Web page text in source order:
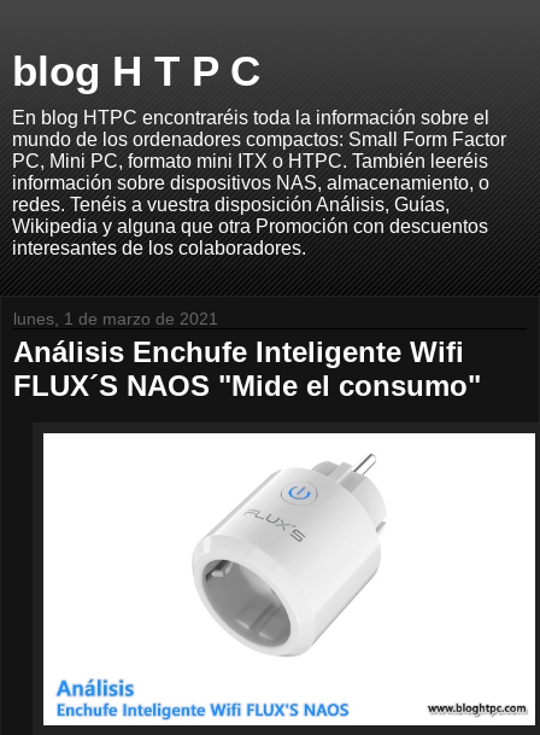
blog H T P C
En blog HTPC encontraréis toda la información sobre el
mundo de los ordenadores compactos: Small Form Factor
PC, Mini PC, formato mini ITX o HTPC. También leeréis
información sobre dispositivos NAS, almacenamiento, o
redes. Tenéis a vuestra disposición Análisis, Guías,
Wikipedia y alguna que otra Promoción con descuentos
interesantes de los colaboradores.
lunes, 1 de marzo de 2021
Análisis Enchufe Inteligente Wifi
FLUX´S NAOS "Mide el consumo"